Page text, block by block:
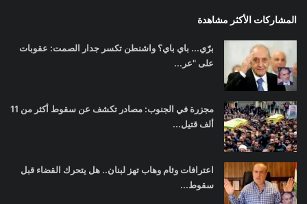
المشاركات الأكثر مشاهدة
برّي... باي باي؟ واشنطن تكسر جدار الصمت: عقوبات
على "عر...
مجزرة في الجنوب: مصادر تكشف عن سقوط أكثر من 11
ألف قتيل...
اعترافات وئام وهاب تهز لبنان.. هل يتحرك القضاء قبل
سقوط...